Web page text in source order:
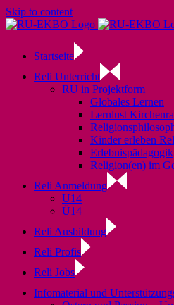
Skip to content
Startseite
Reli Unterricht
RU in Projektform
Globales Lernen
Lernlust
Kinder erleben
Erlebnispädagogik
Religion(en) im
Reli Anmeldung
U14
Ü14
Reli Ausbildung
Reli Profis
Reli Jobs
Infomaterial und